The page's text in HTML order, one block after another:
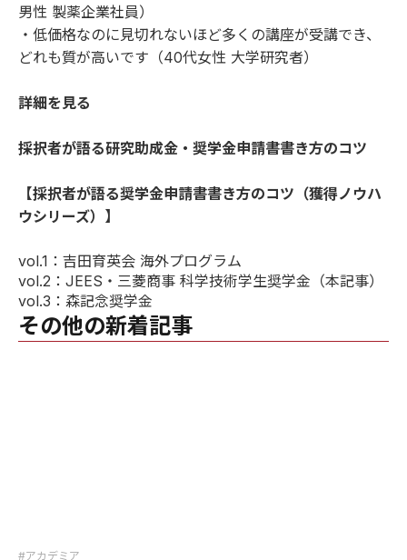
男性 製薬企業社員）
・低価格なのに見切れないほど多くの講座が受講でき、
どれも質が高いです（40代女性 大学研究者）
詳細を見る
採択者が語る研究助成金・奨学金申請書書き方のコツ
【採択者が語る奨学金申請書書き方のコツ（獲得ノウハ
ウシリーズ）】
vol.1 ：吉田育英会 海外プログラム
vol.2 ：JEES・三菱商事 科学技術学生奨学金（本記事）
vol.3 ：森記念奨学金
その他の新着記事
#アカデミア